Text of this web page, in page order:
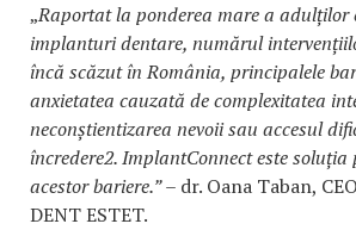
„Raportat la ponderea mare a adulților
implanturi dentare, numărul
încă scăzut în România, principalele
anxietatea cauzată de complexitatea
neconștientizarea nevoii sau accesul
încredere2. ImplantConnect este
acestor bariere.”– dr. Oana Taban,
DENT ESTET.